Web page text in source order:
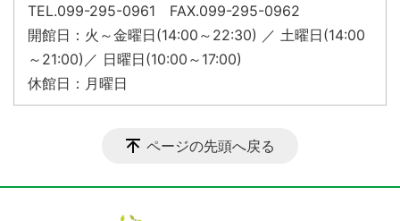
TEL.099-295-0961 FAX.099-295-0962
開館日：火～金曜日(14:00～22:30) ／ 土曜日(14:00
～21:00)／ 日曜日(10:00～17:00)
休館日：月曜日
ページの先頭へ戻る